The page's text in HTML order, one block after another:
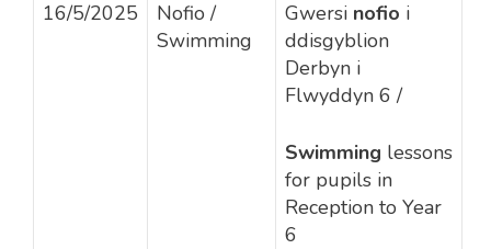
16/5/2025
Nofio /
Swimming
Gwersi nofio i
ddisgyblion
Derbyn i
Flwyddyn 6 /
Swimming lessons
for pupils in
Reception to Year
6